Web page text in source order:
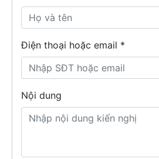
Điện thoại hoặc email *
Nội dung